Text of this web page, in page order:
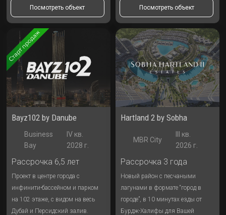
Посмотреть объект Посмотреть объект
Bayz102 by Danube
Business
Bay
IV кв.
2028 г.
Рассрочка 6,5 лет
Проект в центре города с
инфинити-бассейном и парком
на 102 этаже, с видом на весь
Дубай и Персидский залив.
Hartland 2 by Sobha
MBR City
III кв.
2026 г.
Рассрочка 3 года
Новый район с песчаными
лагунами в формате “город в
городе”, в 10 минутах езды от
Бурдж-Халифы для Вашей